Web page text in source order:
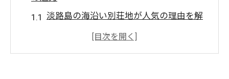
淡路島の海沿い別荘地が人気の理由を解